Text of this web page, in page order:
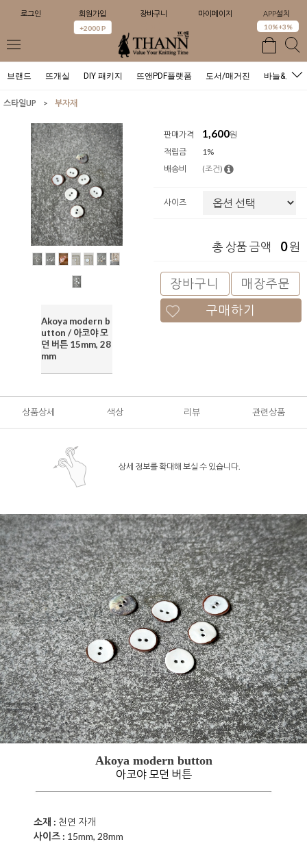
로그인 회원가입
+2000 P
장바구니 마이페이지 APP설치
10%+3%
브랜드 뜨개실 DIY 패키지 뜨앤PDF플랫폼 도서/매거진 바늘&도구
스타일UP > 부자재
Akoya modern b
utton / 아코야 모
던 버튼 15mm, 28
mm
판매가격 1,600원
적립금
1%
배송비
(조건)
사이즈
총 상품 금액 0원
장바구니
매장주문
구매하기
상품상세 색상 리뷰 관련상품
상세 정보를 확대해 보실 수 있습니다.
Akoya modern button
아코야 모던 버튼
소재 : 천연 자개
사이즈 : 15mm, 28mm